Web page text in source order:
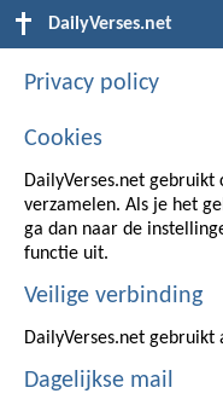
DailyVerses.net
Privacy policy
Cookies
DailyVerses.net
verzamelen. Als je het
ga dan naar de
functie uit.
Veilige verbinding
DailyVerses.net gebruikt
Dagelijkse mail